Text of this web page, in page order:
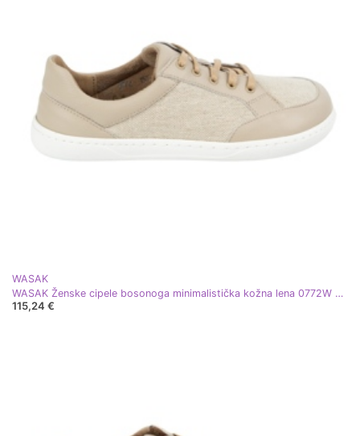
WASAK
WASAK Ženske cipele bosonoga minimalistička kožna lena 0772W ecru bež
115,24 €